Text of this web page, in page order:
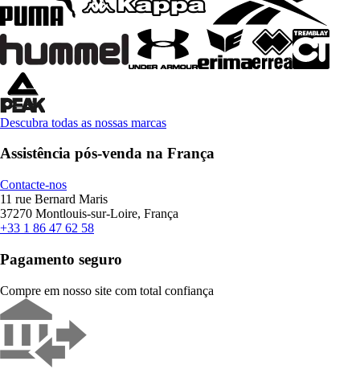
Descubra todas as nossas marcas
Assistência pós-venda na França
Contacte-nos
11 rue Bernard Maris
37270 Montlouis-sur-Loire, França
+33 1 86 47 62 58
Pagamento seguro
Compre em nosso site com total confiança